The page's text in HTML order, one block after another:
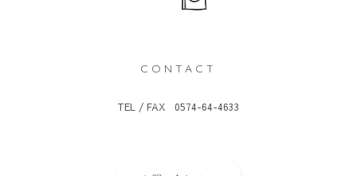
CONTACT
TEL / FAX 0574-64-4633